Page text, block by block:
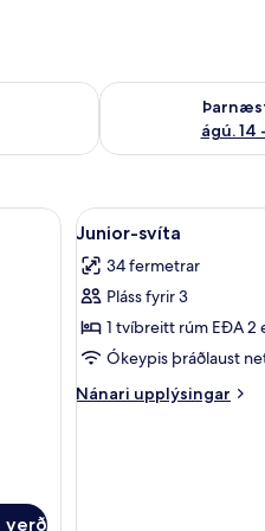
ágú. 7 - ágú. 9
ágú. 14
Athuga framboð
í herbergi, skrifborð,
verð
Skoða
allar
myndir
fyrir
Junior-
svíta
6
Junior-svíta
34 fermetrar
Pláss fyrir 3
1 tvíbreitt rúm EÐA 2
Ókeypis þráðlaust
Nánari upplýsingar
Nánari